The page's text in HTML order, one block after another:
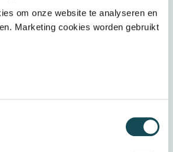
om onze website te analyseren en
Marketing cookies worden gebruikt
over ons MVO-beleid